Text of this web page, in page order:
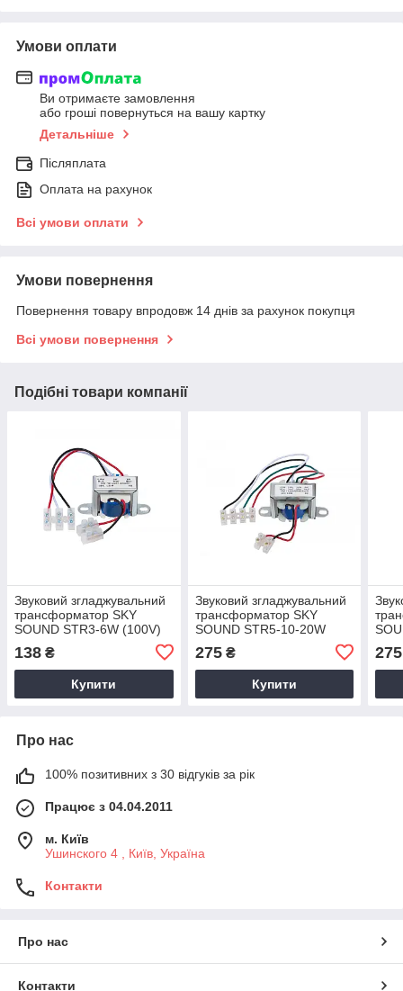
Умови оплати
Ви отримаєте замовлення
або гроші повернуться на вашу картку
Детальніше
Післяплата
Оплата на рахунок
Всі умови оплати
Умови повернення
Повернення товару впродовж 14 днів за рахунок покупця
Всі умови повернення
Подібні товари компанії
Звуковий згладжувальний
трансформатор SKY
SOUND STR3-6W (100V)
138 ₴
Купити
Звуковий згладжувальний
трансформатор SKY
SOUND STR5-10-20W
275₴
Купити
275
Про нас
100% позитивних з 30 відгуків за рік
Працює з 04.04.2011
м. Київ
Ушинского 4 , Київ, Україна
Контакти
Про нас
Контакти